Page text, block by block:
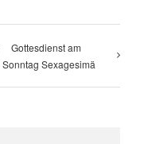
Gottesdienst am
Sonntag Sexagesimä